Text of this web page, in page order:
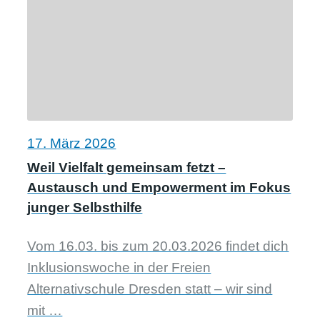
17. März 2026
Weil Vielfalt gemeinsam fetzt –
Austausch und Empowerment im Fokus
junger Selbsthilfe
Vom 16.03. bis zum 20.03.2026 findet dich
Inklusionswoche in der Freien
Alternativschule Dresden statt – wir sind
mit …